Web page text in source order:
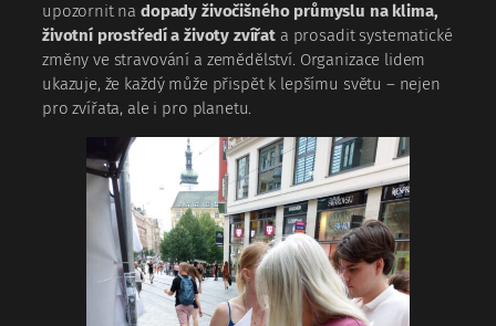
upozornit nadopady živočišného průmyslu na klima,
životní prostředí a životy zvířat a prosadit systematické
změny ve stravování a zemědělství. Organizace lidem
ukazuje, že každý může přispět k lepšímu světu – nejen
pro zvířata, ale i pro planetu.